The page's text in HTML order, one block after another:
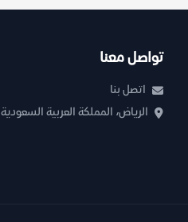
تواصل معنا
اتصل بنا
الرياض، المملكة العربية السعودية